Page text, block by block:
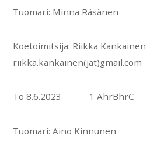
Tuomari: Minna Räsänen
Koetoimitsija: Riikka Kankainen
riikka.kankainen(jat)gmail.com
To 8.6.2023 1 AhrBhrC
Tuomari: Aino Kinnunen